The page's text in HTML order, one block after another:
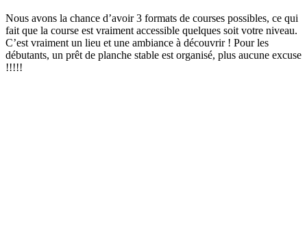
Nous avons la chance d’avoir 3 formats de courses possibles, ce qui
fait que la course est vraiment accessible quelques soit votre niveau.
C’est vraiment un lieu et une ambiance à découvrir ! Pour les
débutants, un prêt de planche stable est organisé, plus aucune excuse
!!!!!